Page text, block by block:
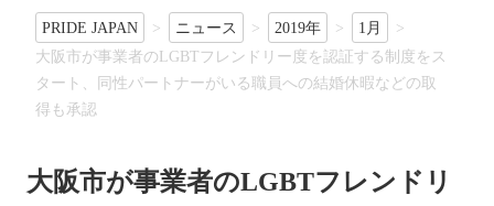
PRIDE JAPAN ニュース 2019年
1月
大阪市が事業者のLGBTフレンドリー度を認証する制度をス
タート、同性パートナーがいる職員への結婚休暇などの取
得も承認
大阪市が事業者のLGBTフレンドリ